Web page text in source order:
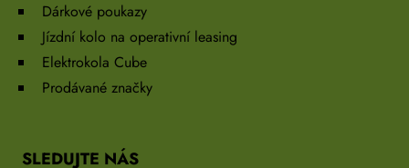
Dárkové poukazy
Jízdní kolo na operativní leasing
Elektrokola Cube
Prodávané značky
SLEDUJTE NÁS